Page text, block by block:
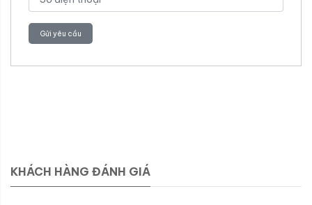
Gửi yêu cầu
KHÁCH HÀNG ĐÁNH GIÁ